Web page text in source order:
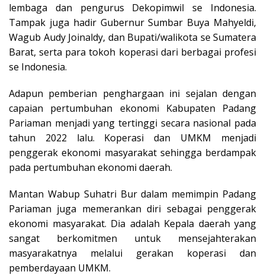
lembaga dan pengurus Dekopimwil se Indonesia.
Tampak juga hadir Gubernur Sumbar Buya Mahyeldi,
Wagub Audy Joinaldy, dan Bupati/walikota se Sumatera
Barat, serta para tokoh koperasi dari berbagai profesi
se Indonesia.
Adapun pemberian penghargaan ini sejalan dengan
capaian pertumbuhan ekonomi Kabupaten Padang
Pariaman menjadi yang tertinggi secara nasional pada
tahun 2022 lalu. Koperasi dan UMKM menjadi
penggerak ekonomi masyarakat sehingga berdampak
pada pertumbuhan ekonomi daerah.
Mantan Wabup Suhatri Bur dalam memimpin Padang
Pariaman juga memerankan diri sebagai penggerak
ekonomi masyarakat. Dia adalah Kepala daerah yang
sangat berkomitmen untuk mensejahterakan
masyarakatnya melalui gerakan koperasi dan
pemberdayaan UMKM.